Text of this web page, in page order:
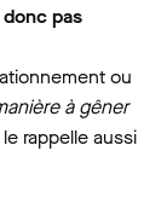
pas
ou
à gêner
rappelle aussi